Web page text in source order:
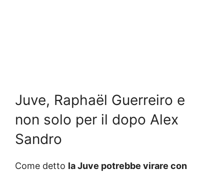
Juve, Raphaël Guerreiro e
non solo per il dopo Alex
Sandro
Come detto la Juve potrebbe virare con